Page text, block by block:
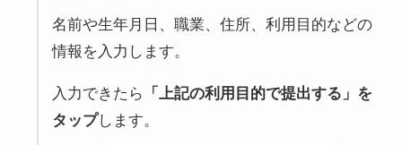
名前や生年月日、職業、住所、利用目的などの
情報を入力します。
入力できたら
「上記の利用目的で提出する」を
タップします。